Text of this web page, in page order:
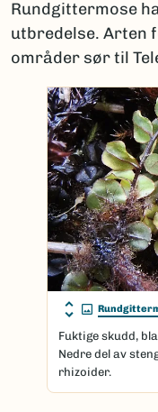
Rundgittermose
utbredelse. Arten
områder sør til
Fuktige skudd,
Nedre del av
rhizoider.